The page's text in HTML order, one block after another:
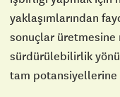
yaklaşımlarından
sonuçlar
sürdürülebilirlik
tam potansiyellerine